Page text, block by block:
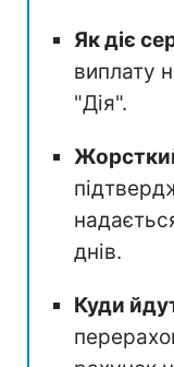
Як діє
виплату
"Дія".
днів.
Куди